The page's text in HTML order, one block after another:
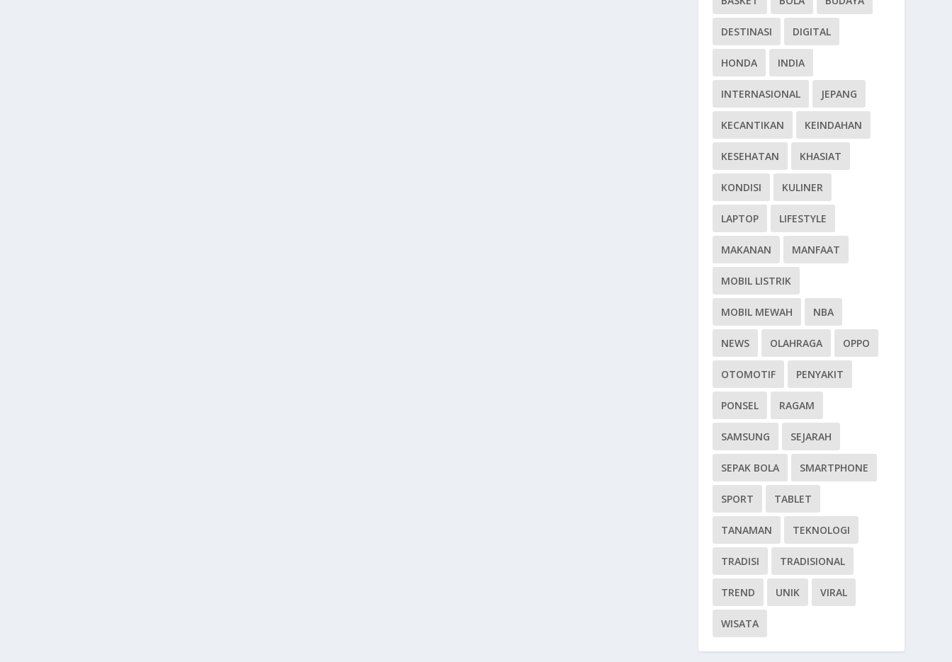
DESTINASI DIGITAL
HONDA INDIA
INTERNASIONAL JEPANG
KECANTIKAN KEINDAHAN
KESEHATAN KHASIAT
KONDISI KULINER
LAPTOP LIFESTYLE
MAKANAN MANFAAT
MOBIL LISTRIK
MOBIL MEWAH NBA
NEWS OLAHRAGA OPPO
OTOMOTIF PENYAKIT
PONSEL RAGAM
SAMSUNG SEJARAH
SEPAK BOLA SMARTPHONE
SPORT TABLET
TANAMAN TEKNOLOGI
TRADISI TRADISIONAL
TREND UNIK VIRAL
WISATA